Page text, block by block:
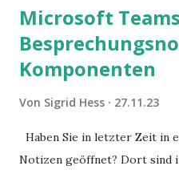
Microsoft
Komponenten
Von Sigrid Hess 27.11.23
Haben Sie in letzter Zeit in
Notizen geöffnet? Dort sind